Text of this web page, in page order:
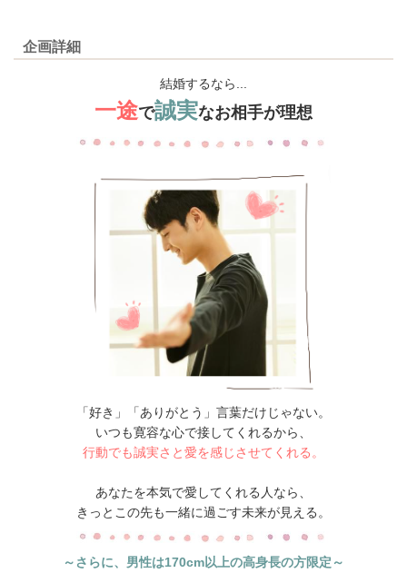
企画詳細
結婚するなら...
一途で誠実なお相手が理想
「好き」「ありがとう」言葉だけじゃない。
いつも寛容な心で接してくれるから、
行動でも誠実さと愛を感じさせてくれる。
あなたを本気で愛してくれる人なら、
きっとこの先も一緒に過ごす未来が見える。
～さらに、男性は170cm以上の高身長の方限定～